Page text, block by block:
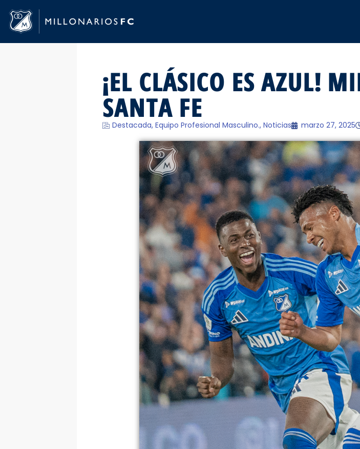
¡EL CLÁSICO ES AZUL!
SANTA FE
Destacada, Equipo Profesional Masculino., Noticias marzo 27, 2025